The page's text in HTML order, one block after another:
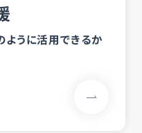
うに活用できるか